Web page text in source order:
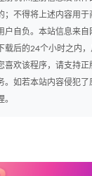
；不得将上述内容用于
户自负。本站信息来
载后的24个小时之内
喜欢该程序，请支持正
。如若本站内容侵犯了
。